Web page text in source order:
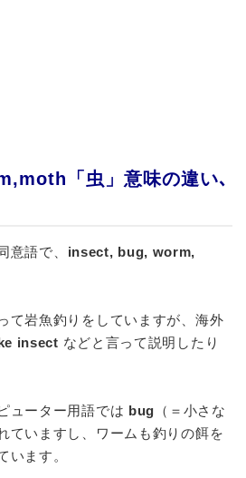
「虫」意味の違い､
意語で、 insect, bug, worm,
て岩魚釣りをしていますが、海外
insect などと言って説明したり
ューター用語では bug （＝小さな
ていますし、ワームも釣りの餌を
います。